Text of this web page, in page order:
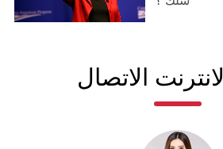
الاتصال